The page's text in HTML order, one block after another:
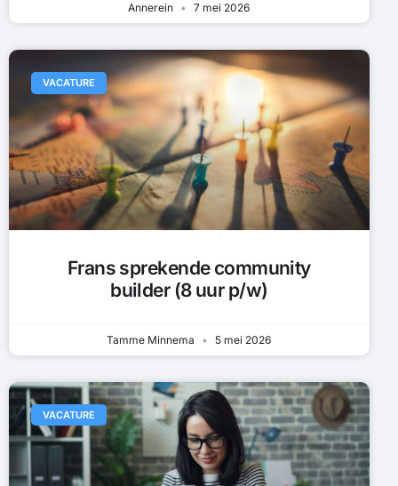
Annerein 7 mei 2026
VACATURE
Frans sprekende community
builder (8 uur p/w)
Tamme Minnema 5 mei 2026
VACATURE